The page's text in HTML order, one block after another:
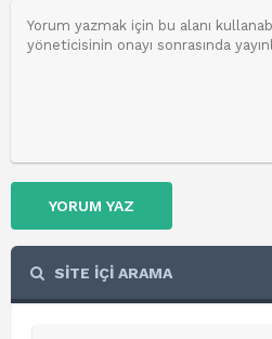
YORUM YAZ
SİTE İÇİ ARAMA